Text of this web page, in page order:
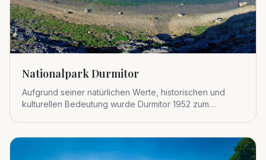
Nationalpark Durmitor
Aufgrund seiner natürlichen Werte, historischen und
kulturellen Bedeutung wurde Durmitor 1952 zum